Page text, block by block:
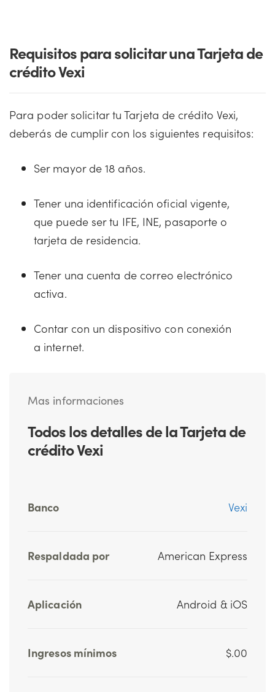
Requisitos para solicitar una Tarjeta de
crédito Vexi
Para poder solicitar tu Tarjeta de crédito Vexi,
deberás de cumplir con los siguientes requisitos:
Ser mayor de 18 años.
Tener una identificación oficial vigente,
que puede ser tu IFE, INE, pasaporte o
tarjeta de residencia.
Tener una cuenta de correo electrónico
activa.
Contar con un dispositivo con conexión
a internet.
Mas informaciones
Todos los detalles de la Tarjeta de
crédito Vexi
Banco Vexi
Respaldada por American Express
Aplicación Android & iOS
Ingresos mínimos $.00